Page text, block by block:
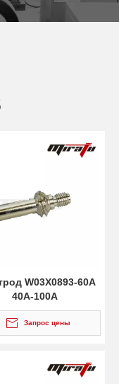
W03X0893-60A
40A-100A
Запрос цены